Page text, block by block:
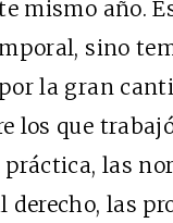
mismo año.
sino
la gran
los que
las
derecho, las